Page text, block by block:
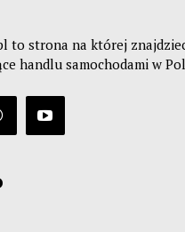
to strona na której
handlu samochodami w